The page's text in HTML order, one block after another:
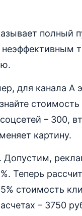
полный
неэффективным
для канала А
– 300,
картину.
Допустим,
Теперь
стоимость
– 3750